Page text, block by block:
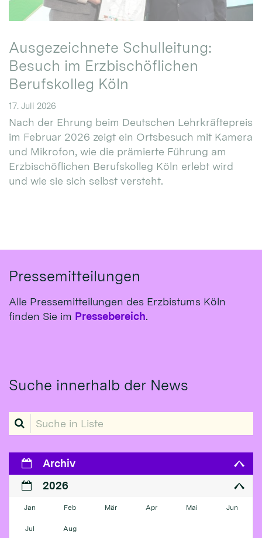
Ausgezeichnete Schulleitung:
Besuch im Erzbischöflichen
Berufskolleg Köln
17. Juli 2026
Nach der Ehrung beim Deutschen Lehrkräftepreis
im Februar 2026 zeigt ein Ortsbesuch mit Kamera
und Mikrofon, wie die prämierte Führung am
Erzbischöflichen Berufskolleg Köln erlebt wird
und wie sie sich selbst versteht.
Pressemitteilungen
Alle Pressemitteilungen des Erzbistums Köln
finden Sie im Pressebereich.
Suche innerhalb der News
Suche in Liste
Archiv
2026
Jan Feb Mär Apr Mai Jun
Jul Aug